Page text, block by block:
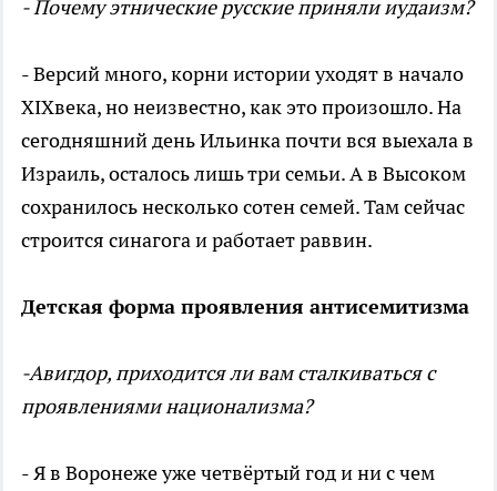
- Почему этнические русские приняли иудаизм?
- Версий много, корни истории уходят в начало
XIXвека, но неизвестно, как это произошло. На
сегодняшний день Ильинка почти вся выехала в
Израиль, осталось лишь три семьи. А в Высоком
сохранилось несколько сотен семей. Там сейчас
строится синагога и работает раввин.
Детская форма проявления антисемитизма
-Авигдор, приходится ли вам сталкиваться с
проявлениями национализма?
- Я в Воронеже уже четвёртый год и ни с чем